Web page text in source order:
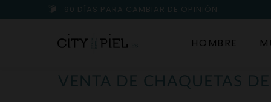
90 DÍAS PARA CAMBIAR DE OPINIÓN
HOMBRE
VENTA DE CHAQUETAS